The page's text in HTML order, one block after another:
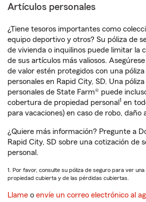
Artículos personales
¿Tiene tesoros importantes como
equipo deportivo y otros? Su póliza de
de vivienda o inquilinos puede limitar la
de sus artículos más valiosos.
de valor estén protegidos con una
personales en Rapid City, SD. Una
personales de State Farm® puede
cobertura de propiedad personal 1 en
para vacaciones) en caso de robo, daño
¿Quiere más información? Pregunte a
Rapid City, SD sobre una cotización de
personal.
1. Por favor, consulte su póliza de seguro para ver
propiedad cubierta y de las pérdidas cubiertas.
Llame o envíe un correo electrónico al